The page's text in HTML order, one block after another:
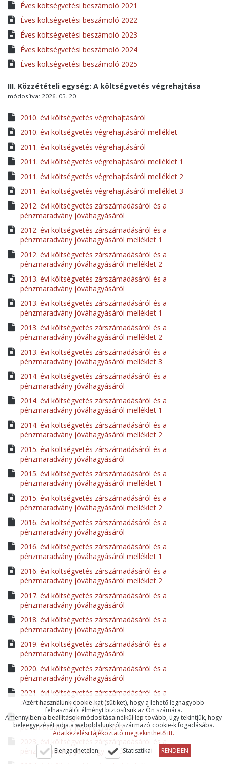
Éves költségvetési beszámoló 2021
Éves költségvetési beszámoló 2022
Éves költségvetési beszámoló 2023
Éves költségvetési beszámoló 2024
Éves költségvetési beszámoló 2025
III. Közzétételi egység: A költségvetés végrehajtása
módosítva: 2026. 05. 20.
2010. évi költségvetés végrehajtásáról
2010. évi költségvetés végrehajtásáról melléklet
2011. évi költségvetés végrehajtásáról
2011. évi költségvetés végrehajtásáról melléklet 1
2011. évi költségvetés végrehajtásáról melléklet 2
2011. évi költségvetés végrehajtásáról melléklet 3
2012. évi költségvetés zárszámadásáról és a
pénzmaradvány jóváhagyásáról
2012. évi költségvetés zárszámadásáról és a
pénzmaradvány jóváhagyásáról melléklet 1
2012. évi költségvetés zárszámadásáról és a
pénzmaradvány jóváhagyásáról melléklet 2
2013. évi költségvetés zárszámadásáról és a
pénzmaradvány jóváhagyásáról
2013. évi költségvetés zárszámadásáról és a
pénzmaradvány jóváhagyásáról melléklet 1
2013. évi költségvetés zárszámadásáról és a
pénzmaradvány jóváhagyásáról melléklet 2
2013. évi költségvetés zárszámadásáról és a
pénzmaradvány jóváhagyásáról melléklet 3
2014. évi költségvetés zárszámadásáról és a
pénzmaradvány jóváhagyásáról
2014. évi költségvetés zárszámadásáról és a
pénzmaradvány jóváhagyásáról melléklet 1
2014. évi költségvetés zárszámadásáról és a
pénzmaradvány jóváhagyásáról melléklet 2
2015. évi költségvetés zárszámadásáról és a
pénzmaradvány jóváhagyásáról
2015. évi költségvetés zárszámadásáról és a
pénzmaradvány jóváhagyásáról melléklet 1
2015. évi költségvetés zárszámadásáról és a
pénzmaradvány jóváhagyásáról melléklet 2
2016. évi költségvetés zárszámadásáról és a
pénzmaradvány jóváhagyásáról
2016. évi költségvetés zárszámadásáról és a
pénzmaradvány jóváhagyásáról melléklet 1
2016. évi költségvetés zárszámadásáról és a
pénzmaradvány jóváhagyásáról melléklet 2
2017. évi költségvetés zárszámadásáról és a
pénzmaradvány jóváhagyásáról
2018. évi költségvetés zárszámadásáról és a
pénzmaradvány jóváhagyásáról
2019. évi költségvetés zárszámadásáról és a
pénzmaradvány jóváhagyásáról
2020. évi költségvetés zárszámadásáról és a
pénzmaradvány jóváhagyásáról
2021. évi költségvetés zárszámadásáról és a
pénzmaradvány jóváhagyásáról
2022. évi költségvetés zárszámadásáról és a
pénzmaradvány jóváhagyásáról
2023. évi költségvetés zárszámadásáról és a
pénzmaradvány jóváhagyásáról
Azért használunk cookie-kat (sütiket), hogy a lehető legnagyobb
felhasználói élményt biztosítsuk az Ön számára.
Amennyiben a beállítások módosítása nélkül lép tovább, úgy tekintjük, hogy
beleegyezését adja a weboldalunkról származó cookie-k fogadásába.
Adatkezelési tájékoztató megtekinthető itt.
Elengedhetelen Statisztikai